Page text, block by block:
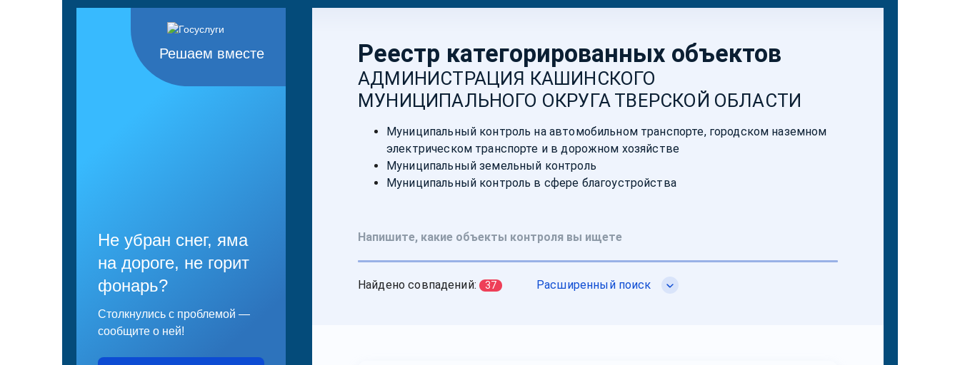
Решаем вместе
Не убран снег, яма
на дороге, не горит
фонарь?
Столкнулись с проблемой —
сообщите о ней!